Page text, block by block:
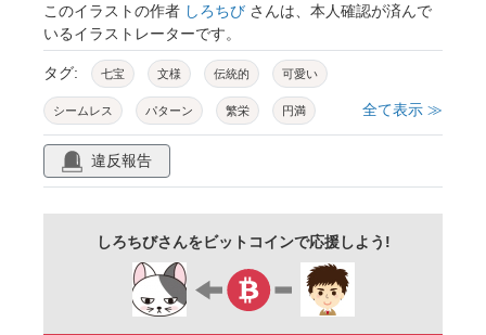
このイラストの作者 しろちび さんは、本人確認が済んで
いるイラストレーターです。
タグ: 七宝 文様 伝統的 可愛い
シームレス パターン 繁栄 円満
調和 商売繁盛
めでたい 縁起 祝い事 慶事
素材 手描き風
全て表示 ≫
違反報告
しろちびさんをビットコインで応援しよう!